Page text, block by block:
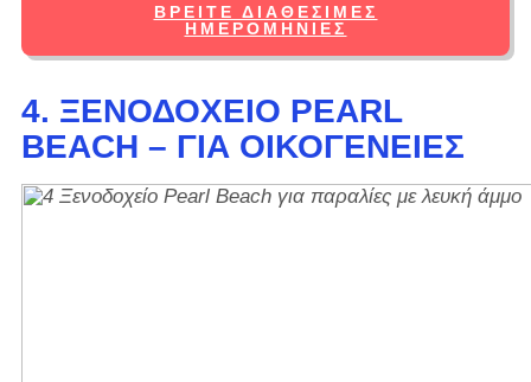
ΒΡΕΊΤΕ ΔΙΑΘΈΣΙΜΕΣ
ΗΜΕΡΟΜΗΝΊΕΣ
4. ΞΕΝΟΔΟΧΕΊΟ PEARL
BEACH – ΓΙΑ ΟΙΚΟΓΈΝΕΙΕΣ